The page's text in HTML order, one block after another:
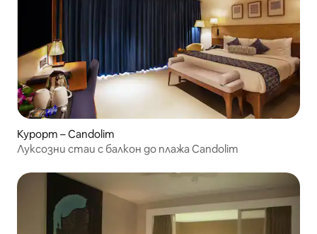
Курорт – Candolim
Луксозни стаи с балкон до плажа Candolim